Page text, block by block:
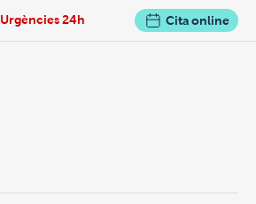
Urgències 24h Cita online